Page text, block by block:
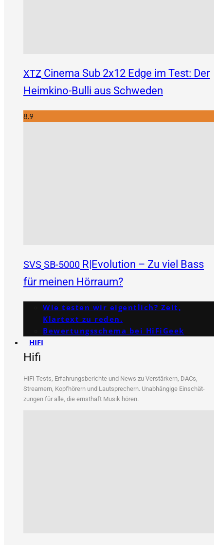
XTZ Cinema Sub 2x12 Edge im Test: Der
Heimkino-Bulli aus Schweden
8.9
SVS SB-5000 R|Evolution – Zu viel Bass
für meinen Hörraum?
Wie testen wir eigentlich? Zeit,
Klartext zu reden.
Bewertungs­schema bei HiFiGeek
HIFI
Hifi
HiFi-Tests, Erfah­rungs­be­rich­te und News zu Ver­stär­kern, DACs,
Strea­mern, Kopf­hö­rern und Laut­spre­chern. Unab­hän­gi­ge Ein­schät­
zun­gen für alle, die ernst­haft Musik hören.